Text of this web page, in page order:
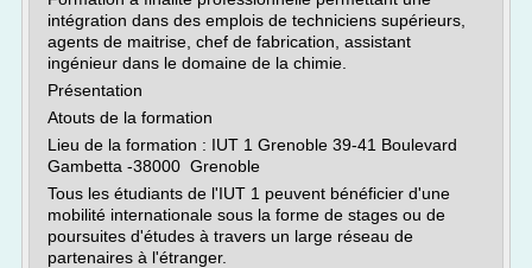
intégration dans des emplois de techniciens supérieurs,
agents de maitrise, chef de fabrication, assistant
ingénieur dans le domaine de la chimie.
Présentation
Atouts de la formation
Lieu de la formation : IUT 1 Grenoble 39-41 Boulevard
Gambetta -38000 Grenoble
Tous les étudiants de l'IUT 1 peuvent bénéficier d'une
mobilité internationale sous la forme de stages ou de
poursuites d'études à travers un large réseau de
partenaires à l'étranger.